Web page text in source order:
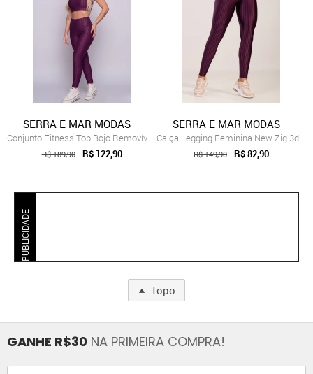
SERRA E MAR MODAS
Conjunto Fitness Top Bojo Removível e Ca...
R$ 189,90 R$ 122,90
SERRA E MAR MODAS
Calça Legging Feminina New Zig 3d Poliamida Roxo
R$ 149,90 R$ 82,90
PUBLICIDADE
Topo
GANHE R$30 NA PRIMEIRA COMPRA!